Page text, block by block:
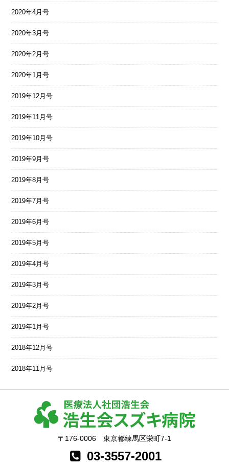
2020年4月号
2020年3月号
2020年2月号
2020年1月号
2019年12月号
2019年11月号
2019年10月号
2019年9月号
2019年8月号
2019年7月号
2019年6月号
2019年5月号
2019年4月号
2019年3月号
2019年2月号
2019年1月号
2018年12月号
2018年11月号
〒176-0006 東京都練馬区栄町7-1
03-3557-2001